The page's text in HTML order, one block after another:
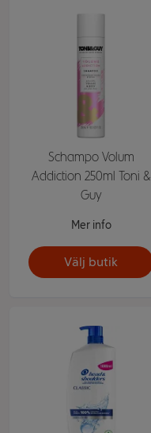
Schampo Volum
Addiction 250ml Toni &
Guy
Mer info
Välj butik